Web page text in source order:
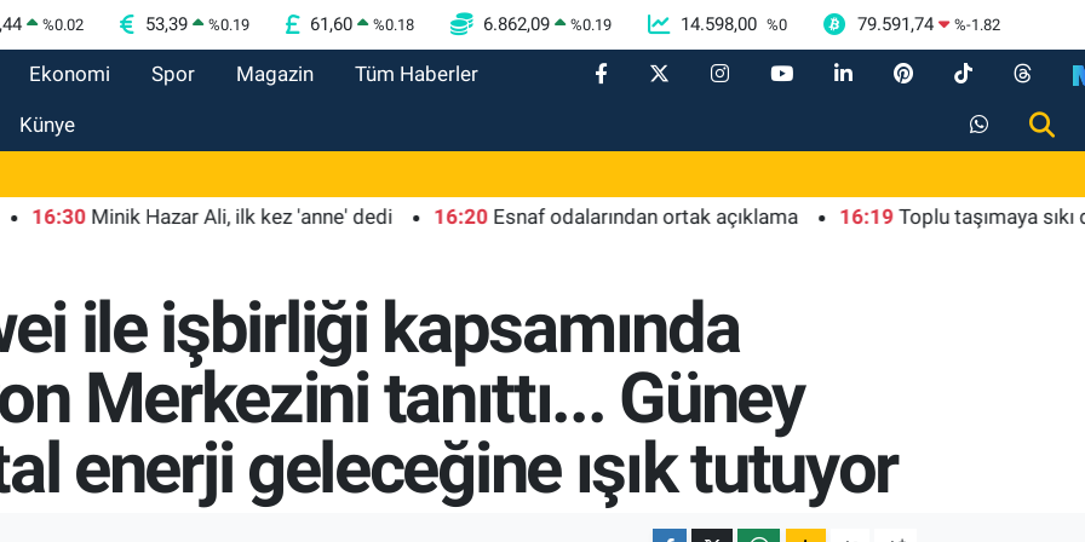
%0.02 53,39 %0.19 61,60 %0.18 6.862,09 %0.19 14.598,00 %0 79.591,74 %-1.82
Ekonomi Spor Magazin Tüm Haberler
Künye
Minik Hazar Ali, ilk kez 'anne' dedi 16:20 Esnaf odalarından ortak açıklama 16:19 Toplu taşımaya sıkı
ile işbirliği kapsamında
Merkezini tanıttı... Güney
enerji geleceğine ışık tutuyor